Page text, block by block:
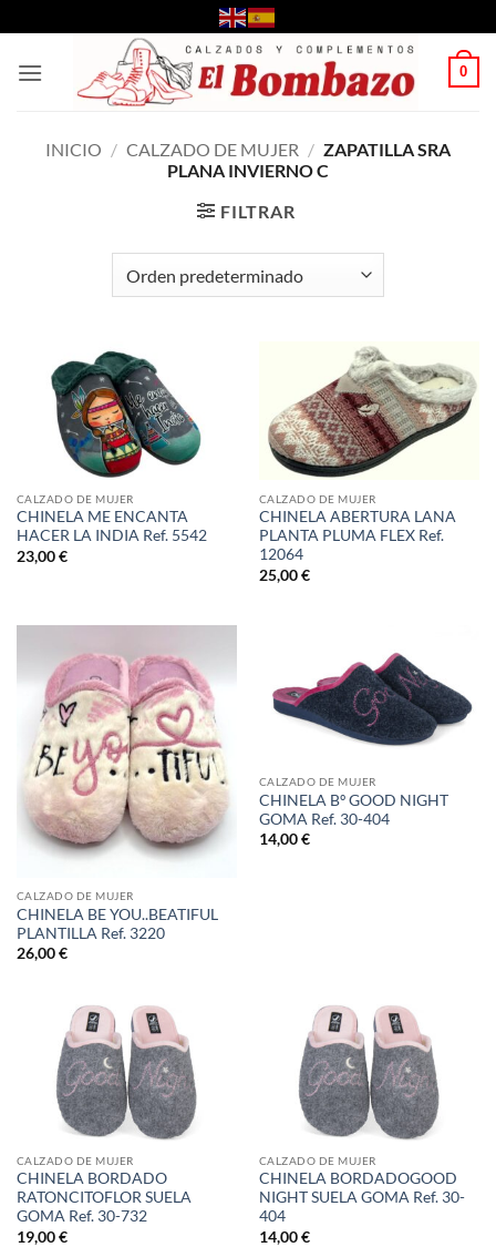
al
contenido
0
INICIO / CALZADO DE MUJER / ZAPATILLA SRA
PLANA INVIERNO C
FILTRAR
CALZADO DE MUJER
CHINELA ME ENCANTA
HACER LA INDIA Ref. 5542
23,00€
CALZADO DE MUJER
CHINELA ABERTURA LANA
PLANTA PLUMA FLEX Ref.
12064
25,00€
CALZADO DE MUJER
CHINELA BE YOU..BEATIFUL
PLANTILLA Ref. 3220
26,00€
CALZADO DE MUJER
CHINELA Bº GOOD NIGHT
GOMA Ref. 30-404
14,00€
CALZADO DE MUJER
CHINELA BORDADO
RATONCITOFLOR SUELA
GOMA Ref. 30-732
19,00€
CALZADO DE MUJER
CHINELA BORDADOGOOD
NIGHT SUELA GOMA Ref. 30-
404
14,00€